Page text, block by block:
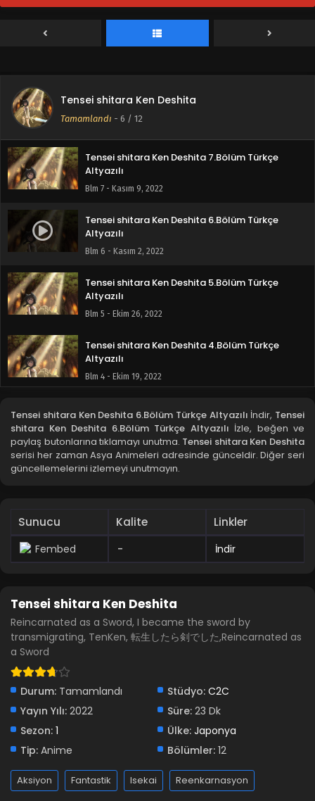
Tensei shitara Ken Deshita
Tamamlandı - 6 / 12
Tensei shitara Ken Deshita 9.Bölüm Türkçe
Altyazılı
Tensei shitara Ken Deshita 8.Bölüm Türkçe
Altyazılı
Tensei shitara Ken Deshita 7.Bölüm Türkçe
Altyazılı
Blm 7 - Kasım 9, 2022
Tensei shitara Ken Deshita 6.Bölüm Türkçe
Altyazılı
Blm 6 - Kasım 2, 2022
Tensei shitara Ken Deshita 5.Bölüm Türkçe
Altyazılı
Blm 5 - Ekim 26, 2022
Tensei shitara Ken Deshita 4.Bölüm Türkçe
Altyazılı
Blm 4 - Ekim 19, 2022
Blm 3 - Ekim 13, 2022
Tensei shitara Ken Deshita 2.Bölüm
Tensei shitara Ken Deshita 1.Bölüm
Blm 1 - Ekim 13, 2022
Tensei shitara Ken Deshita 6.Bölüm Türkçe Altyazılı İndir, Tensei
shitara Ken Deshita 6.Bölüm Türkçe Altyazılı İzle, beğen ve
paylaş butonlarına tıklamayı unutma. Tensei shitara Ken Deshita
serisi her zaman Asya Animeleri adresinde günceldir. Diğer seri
güncellemelerini izlemeyi unutmayın.
Sunucu Kalite Linkler
Fembed - İndir
Tensei shitara Ken Deshita
Reincarnated as a Sword, I became the sword by
transmigrating, TenKen, 転生したら剣でした,Reincarnated as
a Sword
Durum: Tamamlandı Stüdyo: C2C
Yayın Yılı: 2022 Süre: 23 Dk
Sezon: 1 Ülke: Japonya
Tip: Anime Bölümler: 12
Aksiyon Fantastik Isekai Reenkarnasyon